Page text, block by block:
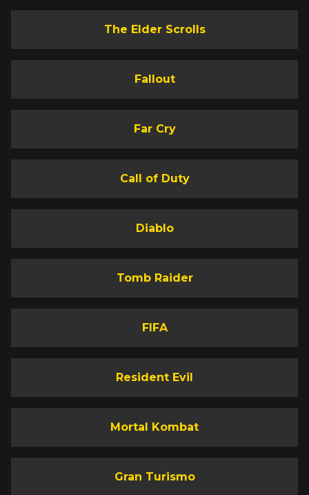
The Elder Scrolls
Fallout
Far Cry
Call of Duty
Diablo
Tomb Raider
FIFA
Resident Evil
Mortal Kombat
Gran Turismo